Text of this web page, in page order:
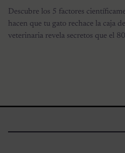
Descubre los 5 factores
hacen que tu gato rechace la caja
veterinaria revela secretos que el